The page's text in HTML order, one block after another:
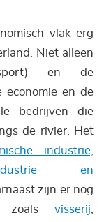
vlak erg
Niet alleen
en de
economie en de
bedrijven die
de rivier. Het
industrie,
en
zijn er nog
zoals visserij